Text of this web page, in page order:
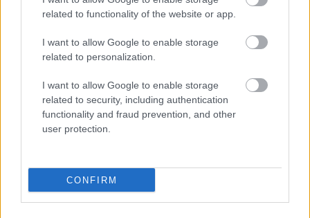
related to functionality of the website or app.
I want to allow Google to enable storage
related to personalization.
I want to allow Google to enable storage
related to security, including authentication
functionality and fraud prevention, and other
user protection.
CONFIRM
Ηρώ Κουνάδη
Γεννήθηκε στον Πειραιά, μεγάλωσε στην αθάνατη ελληνική
επαρχία που της έμαθε να εκτιμάει την Αθήνα. Αγαπάει τα
ταξίδια, το θέατρο, τις γάτες της και τα βιβλία του Χούλιο
Κορτάσαρ, και πιστεύει ακράδαντα στο ρητό που λέει ότι «οι
Σπούδασε Επικοινωνία και ΜΜΕ στο Πανεπιστήμιο Αθηνών
όταν ακόμα το internet το λέγαμε «νέα μέσα» και ήρθε στο
in2life το 2006, για να γράφει για ταξίδια. Έμεινε για όλα τα